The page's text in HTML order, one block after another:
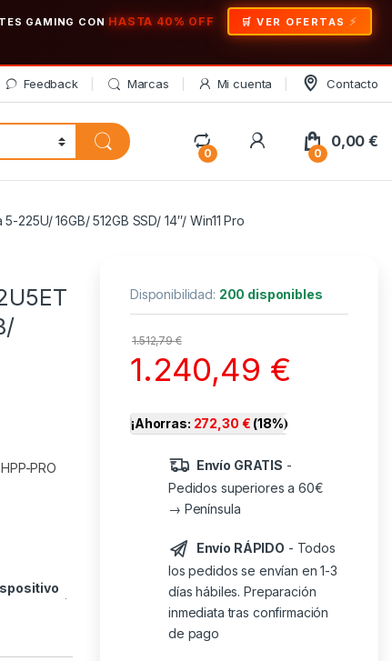
GAMING CON HASTA 40% OFF 🛒 VER OFERTAS
Feedback Marcas Mi cuenta Contacto
0
My Account
0
0,00€
225U/ 16GB/ 512GB SSD/ 14″/ Win11 Pro
PRO
Disponibilidad: 200 disponibles
1.512,79€
1.240,49 €
¡Ahorras: 272,30 € (18%)
Envío GRATIS -
Pedidos superiores a 60€
→ Península
Envío RÁPIDO - Todos
los pedidos se envían en 1-3
días hábiles. Preparación
inmediata tras confirmación
de pago